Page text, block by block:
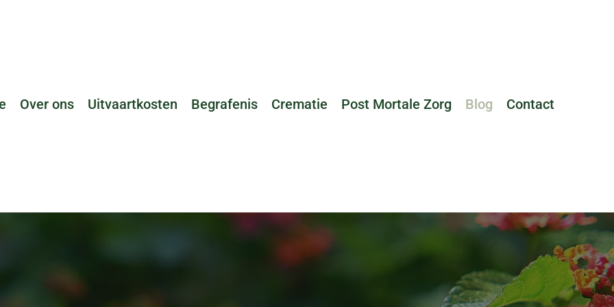
Over ons Uitvaartkosten Begrafenis Crematie Post Mortale Zorg Blog Contact